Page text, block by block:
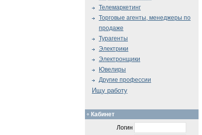
Телемаркетинг
Торговые агенты, менеджеры по
продаже
Турагенты
Электрики
Электронщики
Ювелиры
Другие профессии
Ищу работу
Кабинет
Логин